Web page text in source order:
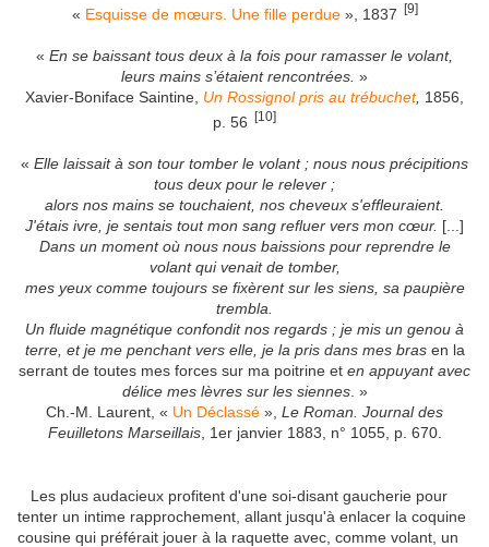
« Esquisse de mœurs. Une fille perdue», 1837 [9]
« En se baissant tous deux à la fois pour ramasser le volant,
leurs mains s’étaient rencontrées. »
Xavier-Boniface Saintine, Un Rossignol pris au trébuchet, 1856,
p. 56
[10]
« Elle laissait à son tour tomber le volant ; nous nous précipitions
tous deux pour le relever ;
alors nos mains se touchaient, nos cheveux s'effleuraient.
J'étais ivre, je sentais tout mon sang refluer vers mon cœur. [...]
Dans un moment où nous nous baissions pour reprendre le
volant qui venait de tomber,
mes yeux comme toujours se fixèrent sur les siens, sa paupière
trembla.
Un fluide magnétique confondit nos regards ; je mis un genou à
terre, et je me penchant vers elle, je la pris dans mes bras en la
serrant de toutes mes forces sur ma poitrine et en appuyant avec
délice mes lèvres sur les siennes. »
Ch.-M. Laurent, « Un Déclassé », Le Roman. Journal des
Feuilletons Marseillais, 1er janvier 1883, n° 1055, p. 670.
Les plus audacieux profitent d'une soi-disant gaucherie pour
tenter un intime rapprochement, allant jusqu'à enlacer la coquine
cousine qui préférait jouer à la raquette avec, comme volant, un